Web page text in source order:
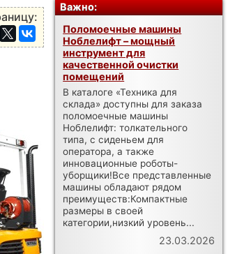
Важно:
Поломоечные машины
Ноблелифт – мощный
инструмент для
качественной очистки
помещений
В каталоге «Техника для
склада» доступны для заказа
поломоечные машины
Ноблелифт: толкательного
типа, с сиденьем для
оператора, а также
инновационные роботы-
уборщики!Все представленные
машины обладают рядом
преимуществ:Компактные
размеры в своей
категории,низкий уровень...
23.03.2026